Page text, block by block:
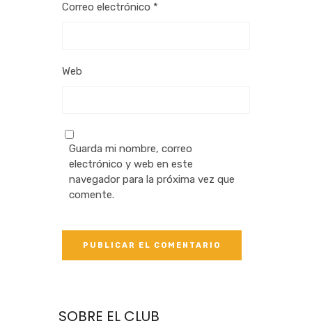
Correo electrónico *
Web
Guarda mi nombre, correo
electrónico y web en este
navegador para la próxima vez que
comente.
SOBRE EL CLUB